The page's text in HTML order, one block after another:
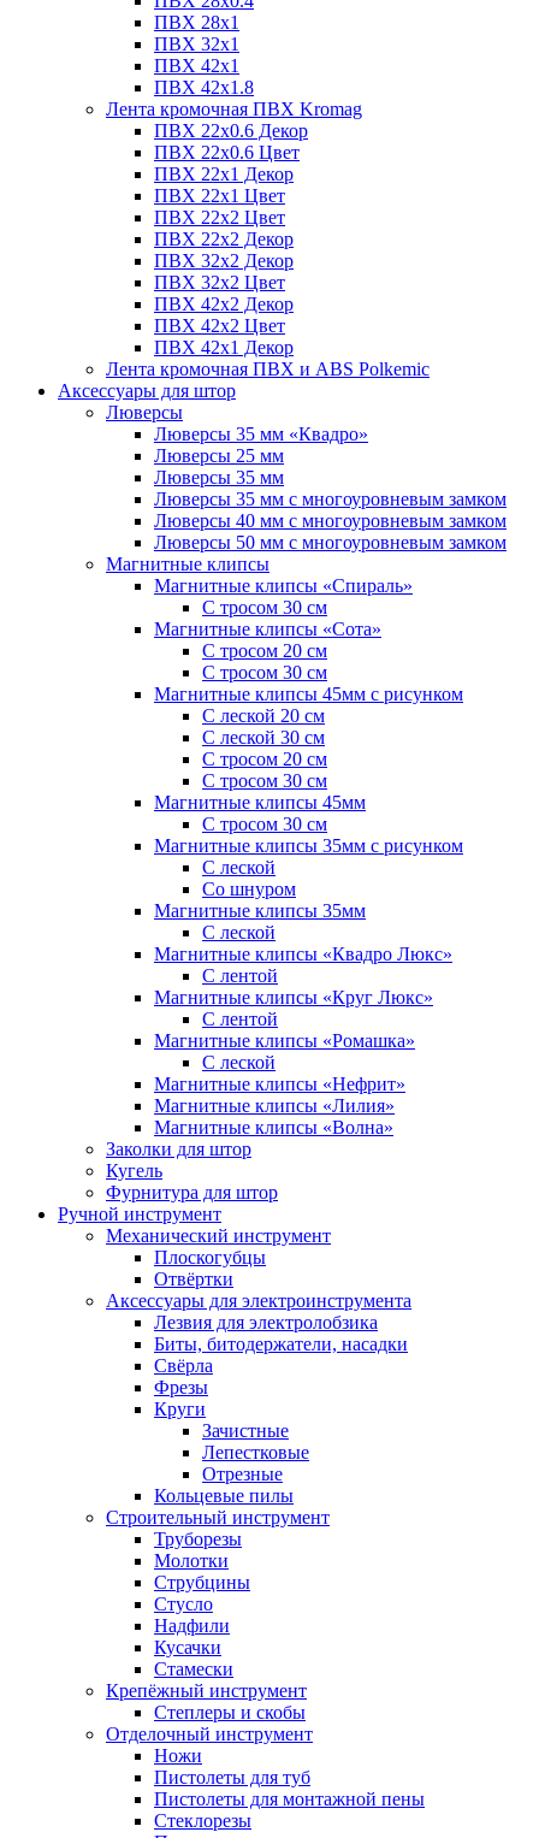
ПВХ 28х1
ПВХ 32x1
ПВХ 42х1
ПВХ 42х1.8
Лента кромочная ПВХ Kromag
ПВХ 22x0.6 Декор
ПВХ 22x0.6 Цвет
ПВХ 22x1 Декор
ПВХ 22x1 Цвет
ПВХ 22x2 Цвет
ПВХ 22x2 Декор
ПВХ 32x2 Декор
ПВХ 32x2 Цвет
ПВХ 42x2 Декор
ПВХ 42x2 Цвет
ПВХ 42x1 Декор
Лента кромочная ПВХ и ABS Polkemic
Аксессуары для штор
Люверсы
Люверсы 35 мм «Квадро»
Люверсы 25 мм
Люверсы 35 мм
Люверсы 35 мм с многоуровневым замком
Люверсы 40 мм с многоуровневым замком
Люверсы 50 мм с многоуровневым замком
Магнитные клипсы
Магнитные клипсы «Спираль»
С тросом 30 см
Магнитные клипсы «Сота»
С тросом 20 см
С тросом 30 см
Магнитные клипсы 45мм с рисунком
С леской 20 см
С леской 30 см
С тросом 20 см
С тросом 30 см
Магнитные клипсы 45мм
С тросом 30 см
Магнитные клипсы 35мм с рисунком
С леской
Со шнуром
Магнитные клипсы 35мм
С леской
Магнитные клипсы «Квадро Люкс»
С лентой
Магнитные клипсы «Круг Люкс»
С лентой
Магнитные клипсы «Ромашка»
С леской
Магнитные клипсы «Нефрит»
Магнитные клипсы «Лилия»
Магнитные клипсы «Волна»
Заколки для штор
Кугель
Фурнитура для штор
Ручной инструмент
Механический инструмент
Плоскогубцы
Отвёртки
Аксессуары для электроинструмента
Лезвия для электролобзика
Биты, битодержатели, насадки
Свёрла
Фрезы
Круги
Зачистные
Лепестковые
Отрезные
Кольцевые пилы
Строительный инструмент
Труборезы
Молотки
Струбцины
Стусло
Надфили
Кусачки
Стамески
Крепёжный инструмент
Степлеры и скобы
Отделочный инструмент
Ножи
Пистолеты для туб
Пистолеты для монтажной пены
Стеклорезы